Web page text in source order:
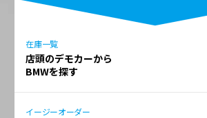
在庫一覧
店頭のデモカーから
BMWを探す
イージーオーダー